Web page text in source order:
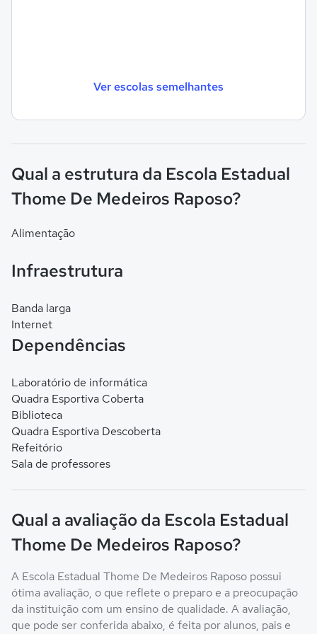
Ver escolas semelhantes
Qual a estrutura da Escola Estadual
Thome De Medeiros Raposo?
Alimentação
Infraestrutura
Banda larga
Internet
Dependências
Laboratório de informática
Quadra Esportiva Coberta
Biblioteca
Quadra Esportiva Descoberta
Refeitório
Sala de professores
Qual a avaliação da Escola Estadual
Thome De Medeiros Raposo?
A Escola Estadual Thome De Medeiros Raposo possui
ótima avaliação, o que reflete o preparo e a preocupação
da instituição com um ensino de qualidade. A avaliação,
que pode ser conferida abaixo, é feita por alunos, pais e